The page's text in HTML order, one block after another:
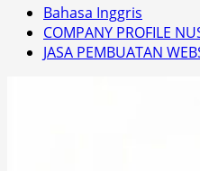
Bahasa Inggris
COMPANY PROFILE
JASA PEMBUATAN